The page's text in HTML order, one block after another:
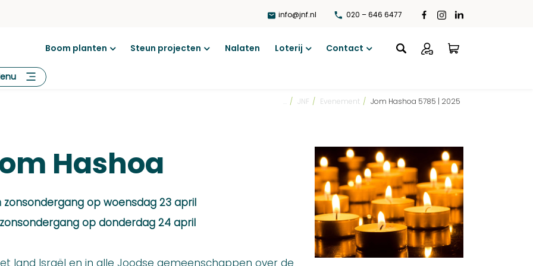
info@jnf.nl 020 – 646 6477
Boom planten Steun projecten Nalaten Loterij Contact
/ JNF / Evenement / Jom Hashoa 5785 | 2025
Hashoa
zonsondergang op woensdag 23 april
op donderdag 24 april
land Israël en in alle Joodse gemeenschappen over de